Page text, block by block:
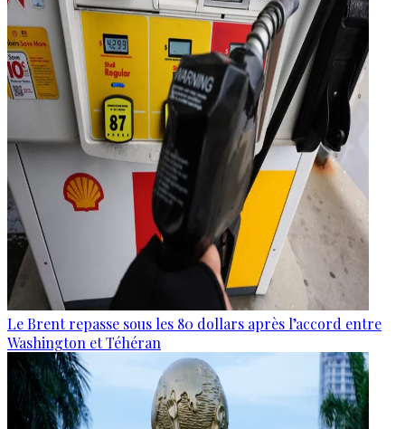
Le Brent repasse sous les 80 dollars après l’accord entre
Washington et Téhéran